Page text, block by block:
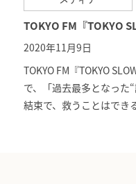
TOKYO FM『TOKYO
2020年11月9日
TOKYO FM『TOKYO
で、「過去最多となった
結束で、救うことはでき